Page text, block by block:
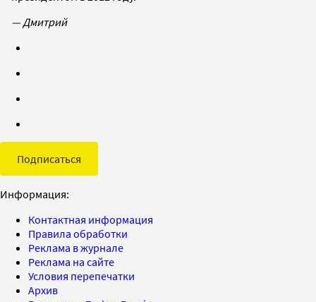
— Дмитрий
Подписаться
Информация:
Контактная информация
Правила обработки
Реклама в журнале
Реклама на сайте
Условия перепечатки
Архив